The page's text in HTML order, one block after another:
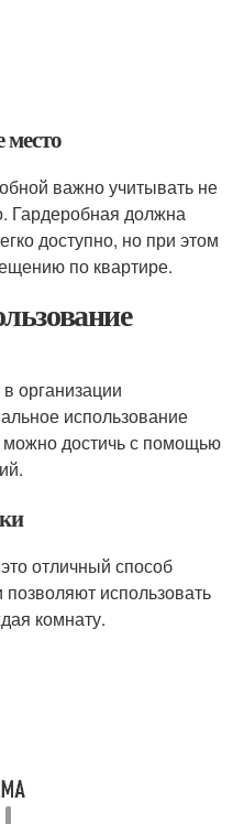
важно учитывать не
Гардеробная должна
доступно, но при этом
по квартире.
организации
использование
можно достичь с помощью
отличный способ
использовать
комнату.